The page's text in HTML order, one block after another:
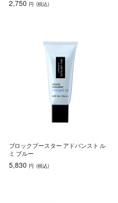
2,750 円 (税込)
ブロックブースター アドバンスト ル
ミ ブルー
5,830 円 (税込)